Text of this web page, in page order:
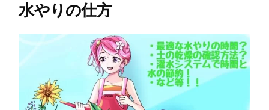
水やりの仕方